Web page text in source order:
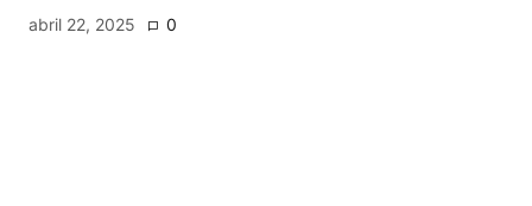
abril 22, 2025 0